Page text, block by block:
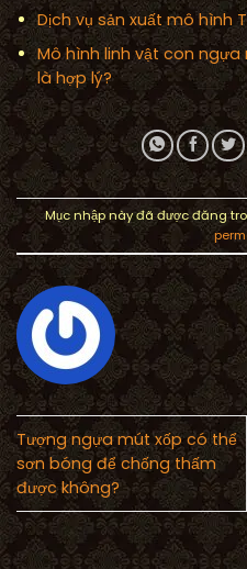
Dịch vụ sản xuất mô hình
Mô hình linh vật con
là hợp lý?
Mục nhập này đã được đăng
Tượng ngựa mút xốp có thể
sơn bóng để chống thấm
được không?